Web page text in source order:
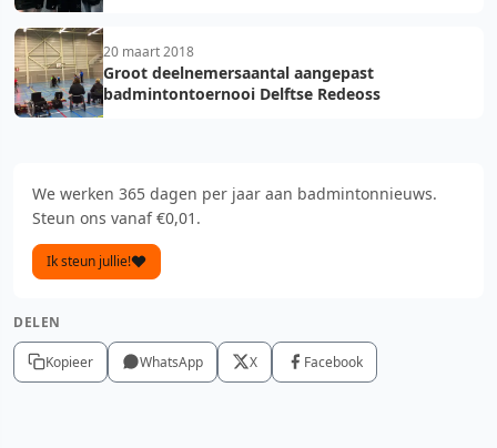
20 maart 2018
Groot deelnemersaantal aangepast
badmintontoernooi Delftse Redeoss
We werken 365 dagen per jaar aan badmintonnieuws.
Steun ons vanaf €0,01.
Ik steun jullie!
DELEN
Kopieer WhatsApp X Facebook